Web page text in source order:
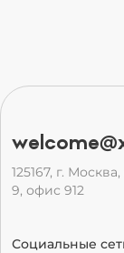
125167, г.
9, офис 912
Социальные